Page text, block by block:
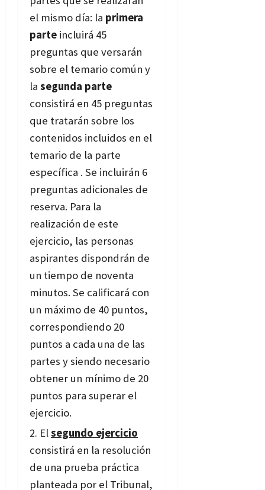
el mismo día: la primera
parte incluirá 45
preguntas que versarán
sobre el temario común y
la segunda parte
consistirá en 45 preguntas
que tratarán sobre los
contenidos incluidos en el
temario de la parte
específica . Se incluirán 6
preguntas adicionales de
reserva. Para la
realización de este
ejercicio, las personas
aspirantes dispondrán de
un tiempo de noventa
minutos. Se calificará con
un máximo de 40 puntos,
correspondiendo 20
puntos a cada una de las
partes y siendo necesario
obtener un mínimo de 20
puntos para superar el
ejercicio.
Elsegundo ejercicio
consistirá en la resolución
de una prueba práctica
planteada por el Tribunal,